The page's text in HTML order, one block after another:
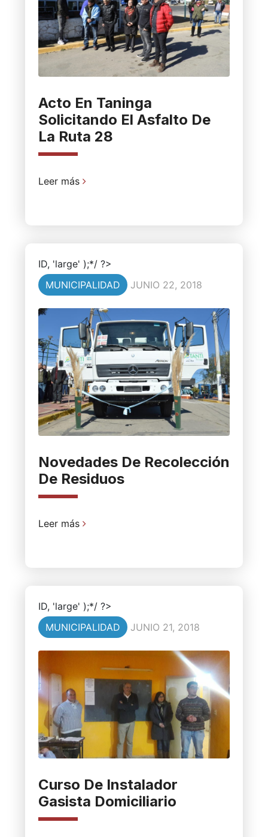
Acto En Taninga
Solicitando El Asfalto De
La Ruta 28
Leer más
ID, 'large' );*/ ?>
MUNICIPALIDAD
JUNIO 22, 2018
Novedades De Recolección
De Residuos
Leer más
ID, 'large' );*/ ?>
MUNICIPALIDAD
JUNIO 21, 2018
Curso De Instalador
Gasista Domiciliario